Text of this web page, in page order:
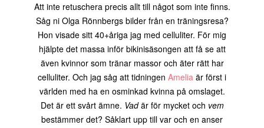
Att inte retuschera precis allt till något som inte finns.
Såg ni Olga Rönnbergs bilder från en träningsresa?
Hon visade sitt 40+åriga jag med celluliter. För mig
hjälpte det massa inför bikinisäsongen att få se att
även kvinnor som tränar massor och äter rätt har
celluliter. Och jag såg att tidningen Amelia är först i
världen med ha en osminkad kvinna på omslaget.
Det är ett svårt ämne. Vadär för mycket och vem
bestämmer det? Såklart upp till var och en anser